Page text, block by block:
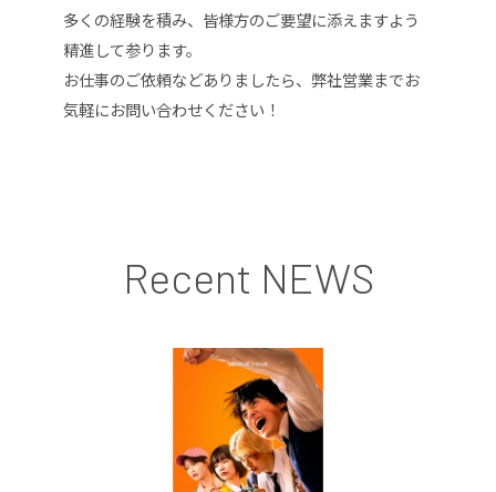
多くの経験を積み、皆様方のご要望に添えますよう
精進して参ります。
お仕事のご依頼などありましたら、弊社営業までお
気軽にお問い合わせください！
Recent NEWS